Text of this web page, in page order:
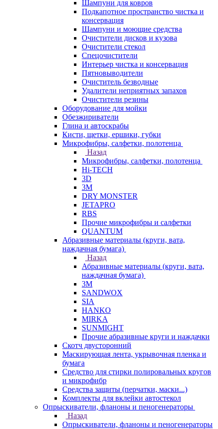
Шампуни для ковров
Подкапотное пространство чистка и
консервация
Шампуни и моющие средства
Очистители дисков и кузова
Очистители стекол
Спецочистители
Интерьер чистка и консервация
Пятновыводители
Очиститель безводные
Удалители неприятных запахов
Очистители резины
Оборудование для мойки
Обезжириватели
Глина и автоскрабы
Кисти, щетки, ершики, губки
Микрофибры, салфетки, полотенца
Назад
Микрофибры, салфетки, полотенца
Hi-TECH
3D
3М
DRY MONSTER
JETAPRO
RBS
Прочие микрофибры и салфетки
QUANTUM
Абразивные материалы (круги, вата,
наждачная бумага)
Назад
Абразивные материалы (круги, вата,
наждачная бумага)
3М
SANDWOX
SIA
HANKO
MIRKA
SUNMIGHT
Прочие абразивные круги и наждачки
Скотч двусторонний
Маскирующая лента, укрывочная пленка и
бумага
Средство для стирки полировальных кругов
и микрофибр
Средства защиты (перчатки, маски...)
Комплекты для вклейки автостекол
Опрыскиватели, фланоны и пеногенераторы
Назад
Опрыскиватели, фланоны и пеногенераторы